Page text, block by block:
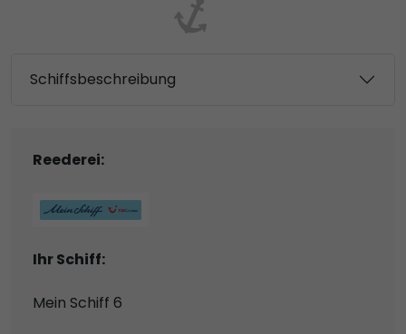
Schiffsbeschreibung
Reederei:
Ihr Schiff:
Mein Schiff 6